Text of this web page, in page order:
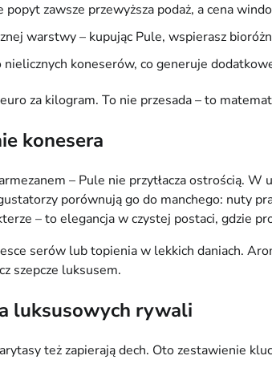
zawsze przewyższa podaż, a cena
warstwy – kupując Pule, wspierasz
koneserów, co generuje
za kilogram. To nie przesada – to
konesera
– Pule nie przytłacza ostrością.
porównują go do manchego: nuty
– to elegancja w czystej postaci, gdzie
serów lub topienia w lekkich daniach.
szepcze luksusem.
luksusowych rywali
też zapierają dech. Oto zestawienie